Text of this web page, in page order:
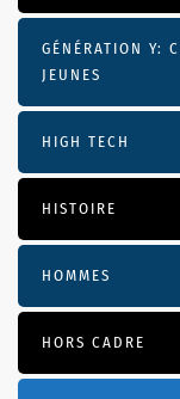
GÉNÉRATION Y:
JEUNES
HIGH TECH
HISTOIRE
HOMMES
HORS CADRE